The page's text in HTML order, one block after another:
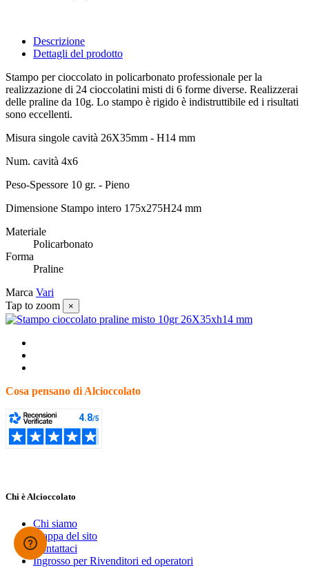
Descrizione
Dettagli del prodotto
Stampo per cioccolato in policarbonato professionale per la
realizzazione di 24 cioccolatini misti di 6 forme diverse. Realizzerai
delle praline da 10g. Lo stampo è rigido è indistruttibile ed i risultati
sono eccellenti.
Misura singole cavità 26X35mm - H14 mm
Num. cavità 4x6
Peso-Spessore 10 gr. - Pieno
Dimensione Stampo intero 175x275H24 mm
Materiale
Policarbonato
Forma
Praline
Marca Vari
Tap to zoom
×
Cosa pensano di Alcioccolato
Chi è Alcioccolato
Chi siamo
Mappa del sito
Contattaci
Ingrosso per Rivenditori ed operatori